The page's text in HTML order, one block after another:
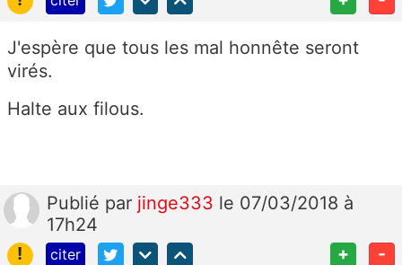
J'espère que tous les mal honnête seront
virés.
Halte aux filous.
Publié par jinge333 le 07/03/2018 à
17h24
!
citer + -